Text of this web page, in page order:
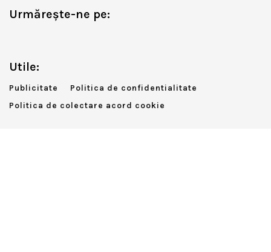
Urmărește-ne pe:
Utile:
Publicitate
Politica de confidentialitate
Politica de colectare acord cookie